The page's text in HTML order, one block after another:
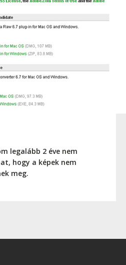
legalább 2 éve nem
hogy a képek nem
meg.